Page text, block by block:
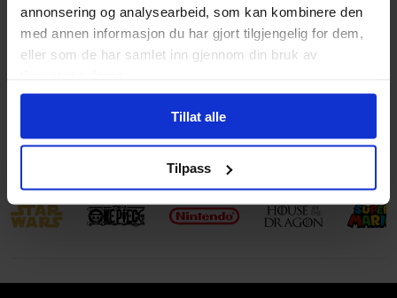
annonsering og analysearbeid, som kan kombinere den
med annen informasjon du har gjort tilgjengelig for dem,
eller som de har samlet inn gjennom din bruk av
Tillat alle
Tilpass
Aldersgruppe
Voksen
Illustrasjoner
1 Illustrations
Leverandørstatus
Nytt forlag